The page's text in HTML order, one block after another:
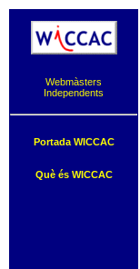
Webmàsters
Independents
Portada WICCAC
Què és WICCAC